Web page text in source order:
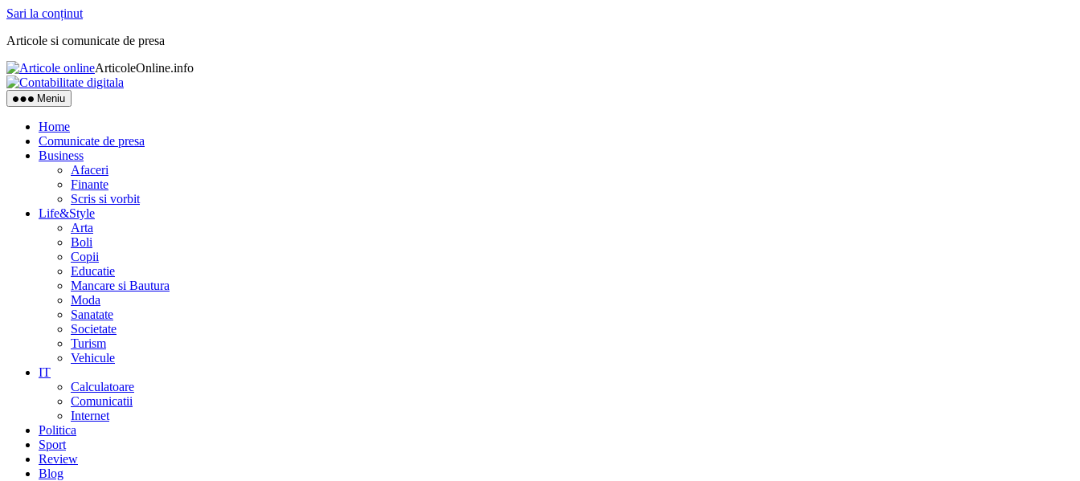
Sari la conținut
Articole si comunicate de presa
ArticoleOnline.info
Meniu
Home
Comunicate de presa
Business
Afaceri
Finante
Scris si vorbit
Life&Style
Arta
Boli
Copii
Educatie
Mancare si Bautura
Moda
Sanatate
Societate
Turism
Vehicule
IT
Calculatoare
Comunicatii
Internet
Politica
Sport
Review
Blog